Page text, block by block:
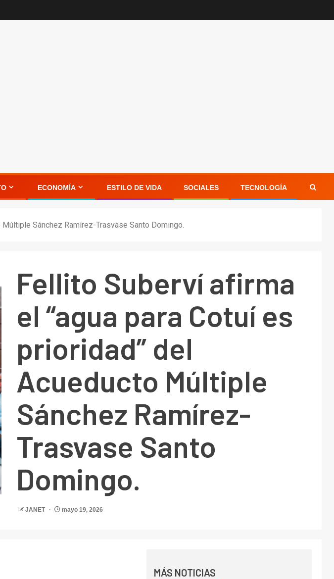
ECONOMÍA ESTILO DE VIDA SOCIALES TECNOLOGÍA
Sánchez Ramírez-Trasvase Santo Domingo.
Fellito Suberví afirma
el “agua para Cotuí es
prioridad” del
Acueducto Múltiple
Sánchez Ramírez-
Trasvase Santo
Domingo.
JANET mayo 19, 2026
MÁS NOTICIAS